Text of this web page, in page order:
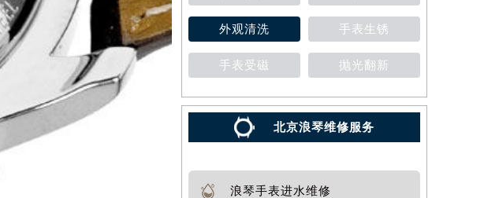
外观清洗 手表生锈
手表受磁 抛光翻新
北京浪琴维修服务
浪琴手表进水维修